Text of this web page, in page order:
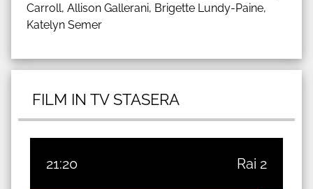
Carroll, Allison Gallerani, Brigette Lundy-Paine,
Katelyn Semer
FILM IN TV STASERA
21:20 Rai 2